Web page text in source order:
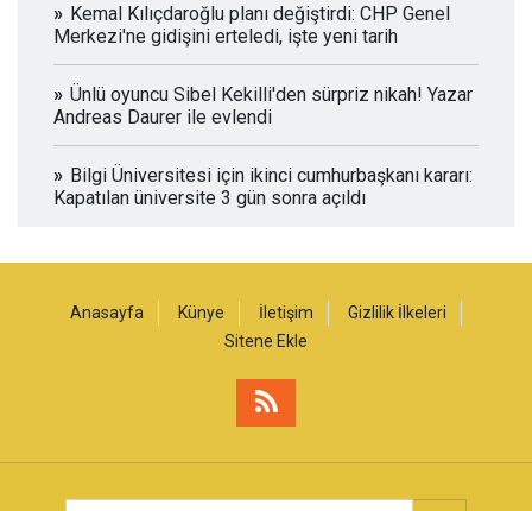
Kemal Kılıçdaroğlu planı değiştirdi: CHP Genel
Merkezi'ne gidişini erteledi, işte yeni tarih
Ünlü oyuncu Sibel Kekilli'den sürpriz nikah! Yazar
Andreas Daurer ile evlendi
Bilgi Üniversitesi için ikinci cumhurbaşkanı kararı:
Kapatılan üniversite 3 gün sonra açıldı
Anasayfa Künye İletişim
Gizlilik İlkeleri
Sitene Ekle